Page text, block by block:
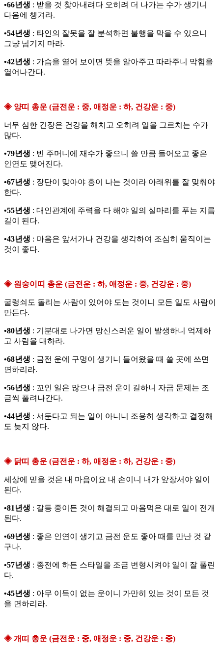
•66년생 : 받을 것 찾아내려다 오히려 더 나가는 수가 생기니
다음에 챙겨라.
•54년생 : 타인의 잘못을 잘 분석하면 불행을 막을 수 있으니
그냥 넘기지 마라.
•42년생 : 가슴을 열어 보이면 뜻을 알아주고 따라주니 막힘을
열어나간다.
◈ 양띠 총운 (금전운 : 중, 애정운 : 하, 건강운 : 중)
너무 심한 긴장은 건강을 해치고 오히려 일을 그르치는 수가
많다.
•79년생 : 빈 주머니에 재수가 좋으니 쓸 만큼 들어오고 좋은
인연도 맺어진다.
•67년생 : 장단이 맞아야 흥이 나는 것이라 아래위를 잘 맞춰야
한다.
•55년생 : 대인관계에 주력을 다 해야 일의 실마리를 푸는 지름
길이 된다.
•43년생 : 마음은 앞서가나 건강을 생각하여 조심히 움직이는
것이 좋다.
◈ 원숭이띠 총운 (금전운 : 하, 애정운 : 중, 건강운 : 중)
굴렁쇠도 돌리는 사람이 있어야 도는 것이니 모든 일도 사람이
만든다.
•80년생 : 기분대로 나가면 망신스러운 일이 발생하니 억제하
고 사람을 대하라.
•68년생 : 금전 운에 구멍이 생기니 들어왔을 때 쓸 곳에 쓰면
면하리라.
•56년생 : 꼬인 일은 많으나 금전 운이 길하니 자금 문제는 조
금씩 풀려나간다.
•44년생 : 서둔다고 되는 일이 아니니 조용히 생각하고 결정해
도 늦지 않다.
◈ 닭띠 총운 (금전운 : 하, 애정운 : 하, 건강운 : 중)
세상에 믿을 것은 내 마음이요 내 손이니 내가 앞장서야 일이
된다.
•81년생 : 갈등 중이든 것이 해결되고 마음먹은 대로 일이 전개
된다.
•69년생 : 좋은 인연이 생기고 금전 운도 좋아 때를 만난 것 같
구나.
•57년생 : 종전에 하든 스타일을 조금 변형시켜야 일이 잘 풀린
다.
•45년생 : 아무 이득이 없는 운이니 가만히 있는 것이 모든 것
을 면하리라.
◈ 개띠 총운 (금전운 : 중, 애정운 : 중, 건강운 : 중)